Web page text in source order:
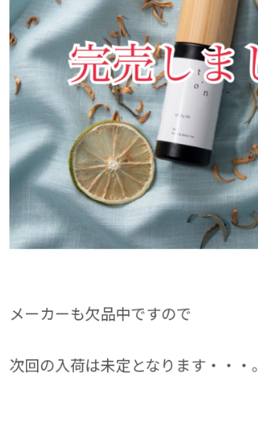
メーカーも欠品中ですので
次回の入荷は未定となります・・・。